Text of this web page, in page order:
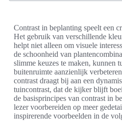
Contrast in beplanting speelt een
Het gebruik van verschillende
helpt niet alleen om visuele
de schoonheid van
slimme keuzes te maken, kunnen
buitenruimte aanzienlijk
contrast draagt bij aan een
tuincontrast, dat de kijker blijft
de basisprincipes van contrast in
lezer voorbereiden op meer
inspirerende voorbeelden in de